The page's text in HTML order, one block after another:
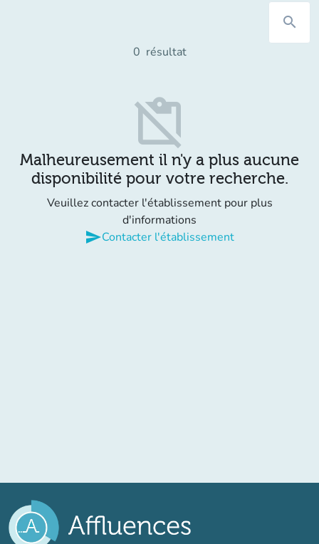
search
0 résultat
content_paste_off
Malheureusement il n'y a plus aucune
disponibilité pour votre recherche.
Veuillez contacter l'établissement pour plus
d'informations
sendContacter l'établissement